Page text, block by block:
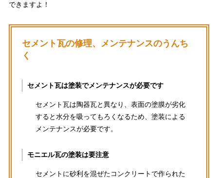
できますよ！
セメント瓦の修理、メンテナンスのうんち
く
セメント瓦は塗装でメンテナンスが必要です
セメント瓦は陶器瓦と異なり、表面の塗膜が劣化
すると水分を吸ってもろくなるため、塗装による
メンテナンスが必要です。
モニエル瓦の塗装は要注意
セメントに砂利を混ぜたコンクリートで作られた